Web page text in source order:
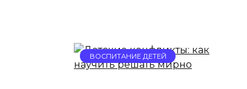
ВОСПИТАНИЕ ДЕТЕЙ